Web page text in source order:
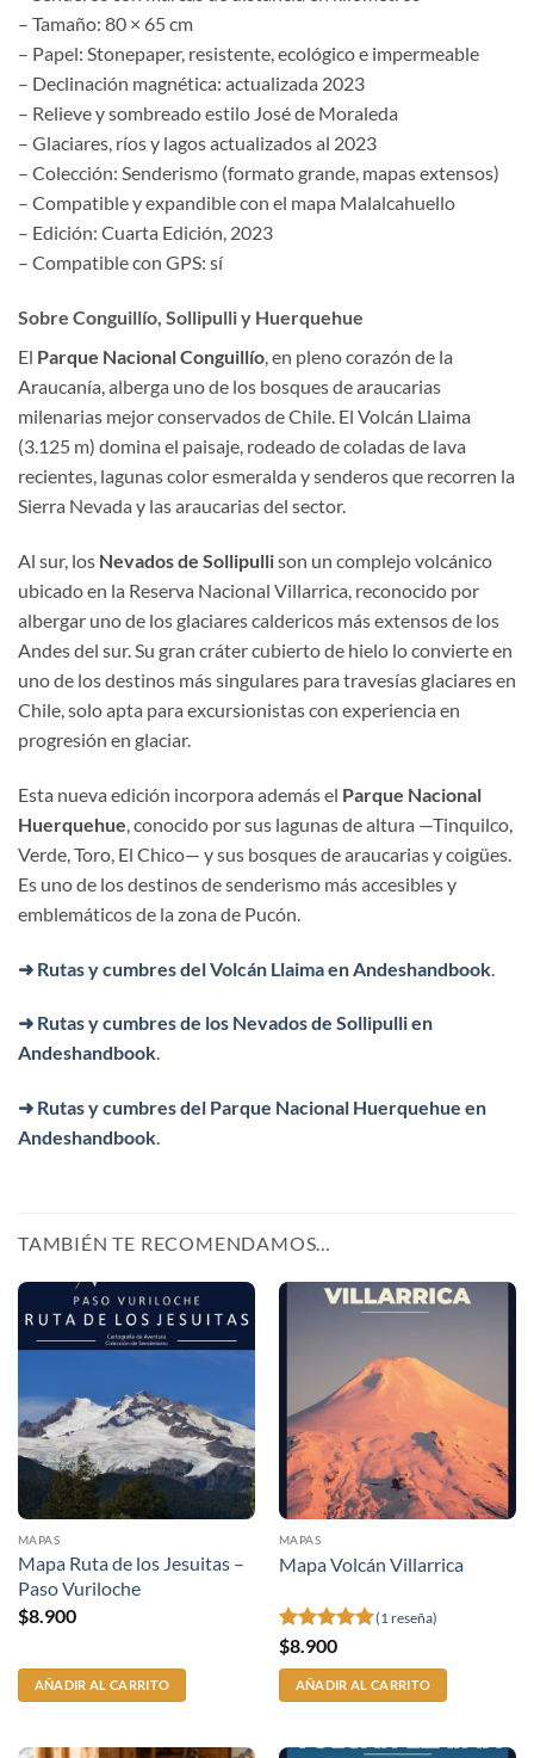
– Tamaño: 80 × 65 cm
– Papel: Stonepaper, resistente, ecológico e impermeable
– Declinación magnética: actualizada 2023
– Relieve y sombreado estilo José de Moraleda
– Glaciares, ríos y lagos actualizados al 2023
– Colección: Senderismo (formato grande, mapas extensos)
– Compatible y expandible con el mapa Malalcahuello
– Edición: Cuarta Edición, 2023
– Compatible con GPS: sí
Sobre Conguillío, Sollipulli y Huerquehue
El Parque Nacional Conguillío, en pleno corazón de la
Araucanía, alberga uno de los bosques de araucarias
milenarias mejor conservados de Chile. El Volcán Llaima
(3.125 m) domina el paisaje, rodeado de coladas de lava
recientes, lagunas color esmeralda y senderos que recorren la
Sierra Nevada y las araucarias del sector.
Al sur, los Nevados de Sollipullison un complejo volcánico
ubicado en la Reserva Nacional Villarrica, reconocido por
albergar uno de los glaciares caldericos más extensos de los
Andes del sur. Su gran cráter cubierto de hielo lo convierte en
uno de los destinos más singulares para travesías glaciares en
Chile, solo apta para excursionistas con experiencia en
progresión en glaciar.
Esta nueva edición incorpora además el Parque Nacional
Huerquehue, conocido por sus lagunas de altura —Tinquilco,
Verde, Toro, El Chico— y sus bosques de araucarias y coigües.
Es uno de los destinos de senderismo más accesibles y
emblemáticos de la zona de Pucón.
➜ Rutas y cumbres del Volcán Llaima en Andeshandbook
➜ Rutas y cumbres de los Nevados de Sollipulli en
Andeshandbook.
➜ Rutas y cumbres del Parque Nacional Huerquehue en
Andeshandbook.
TAMBIÉN TE RECOMENDAMOS…
MAPAS
Mapa Ruta de los Jesuitas –
Paso Vuriloche
$8.900
AÑADIR AL CARRITO
MAPAS
Mapa Volcán Villarrica
Valorado
(1 reseña)
$8.900
AÑADIR AL CARRITO